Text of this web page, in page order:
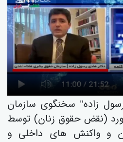
زاده" سخنگوی سازمان
(نقض حقوق زنان) توسط
و واکنش های داخلی و